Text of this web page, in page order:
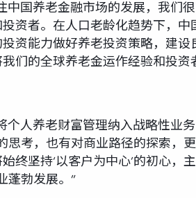
中国养老金融市场的发展，我们
资者。在人口老龄化趋势下，中
资能力做好养老投资策略，建设
们的全球养老金运作经验和投资
人养老财富管理纳入战略性业
思考，也有对商业路径的探索，
终坚持‘以客户为中心’的初心，
蓬勃发展。”